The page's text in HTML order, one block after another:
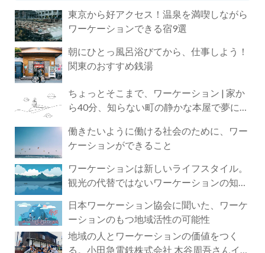
東京から好アクセス！温泉を満喫しながら
ワーケーションできる宿9選
朝にひとっ風呂浴びてから、仕事しよう！
関東のおすすめ銭湯
ちょっとそこまで、ワーケーション | 家か
ら40分、知らない町の静かな本屋で夢に近
働きたいように働ける社会のために、ワー
ケーションができること
ワーケーションは新しいライフスタイル。
観光の代替ではないワーケーションの知ら
日本ワーケーション協会に聞いた、ワーケ
ーションのもつ地域活性の可能性
地域の人とワーケーションの価値をつく
る。小田急電鉄株式会社 木谷周吾さんイン